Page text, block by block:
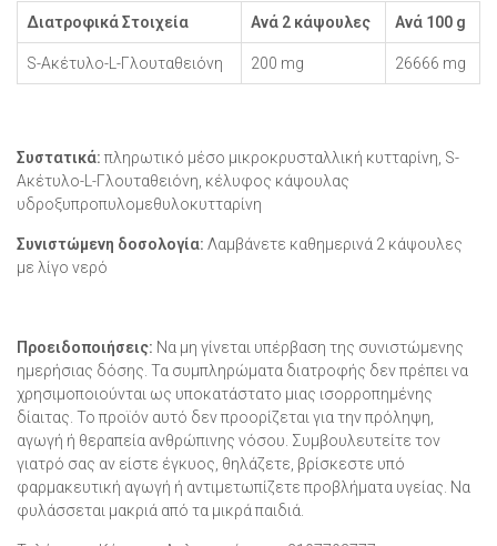
Διατροφικά Στοιχεία Ανά 2 κάψουλες Ανά 100 g
S-Ακέτυλο-L-Γλουταθειόνη 200 mg 26666 mg
Συστατικά: πληρωτικό μέσο μικροκρυσταλλική κυτταρίνη, S-
Ακέτυλο-L-Γλουταθειόνη, κέλυφος κάψουλας
υδροξυπροπυλομεθυλοκυτταρίνη
Συνιστώμενη δοσολογία: Λαμβάνετε καθημερινά 2 κάψουλες
με λίγο νερό
Προειδοποιήσεις: Να μη γίνεται υπέρβαση της συνιστώμενης
ημερήσιας δόσης. Τα συμπληρώματα διατροφής δεν πρέπει να
χρησιμοποιούνται ως υποκατάστατο μιας ισορροπημένης
δίαιτας. Το προϊόν αυτό δεν προορίζεται για την πρόληψη,
αγωγή ή θεραπεία ανθρώπινης νόσου. Συμβουλευτείτε τον
γιατρό σας αν είστε έγκυος, θηλάζετε, βρίσκεστε υπό
φαρμακευτική αγωγή ή αντιμετωπίζετε προβλήματα υγείας. Να
φυλάσσεται μακριά από τα μικρά παιδιά.